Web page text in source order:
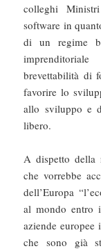
colleghi
software in
di un regime
brevettabilità di
favorire lo
allo sviluppo e
libero.
A dispetto della
che vorrebbe
dell’Europa
al mondo entro
aziende europee
che sono già